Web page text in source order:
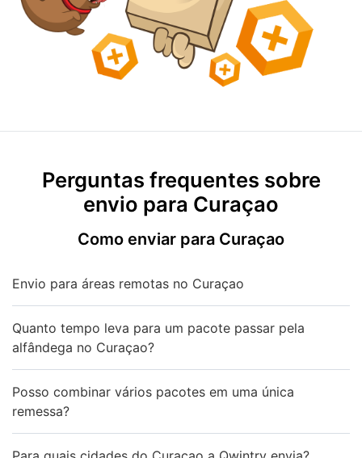
Perguntas frequentes sobre
envio para Curaçao
Como enviar para Curaçao
Envio para áreas remotas no Curaçao
Quanto tempo leva para um pacote passar pela
alfândega no Curaçao?
Posso combinar vários pacotes em uma única
remessa?